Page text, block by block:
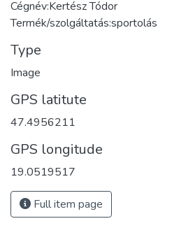
Cégnév:Kertész Tódor
Termék/szolgáltatás:sportolás
Type
Image
GPS latitute
47.4956211
GPS longitude
19.0519517
Full item page